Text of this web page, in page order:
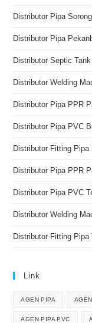
Distributor Pipa Sorong
Distributor Pipa
Distributor Septic
Distributor Welding
Distributor Pipa PPR
Distributor Pipa PVC
Distributor Fitting Pipa
Distributor Pipa PPR
Distributor Pipa PVC
Distributor Welding
Distributor Fitting Pipa
Link
AGEN PIPA
AGEN PIPA PVC